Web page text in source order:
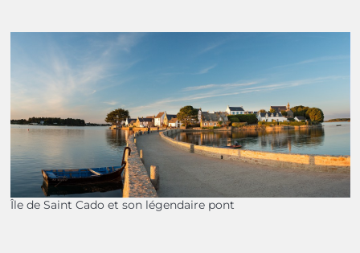
Île de Saint Cado et son légendaire pont